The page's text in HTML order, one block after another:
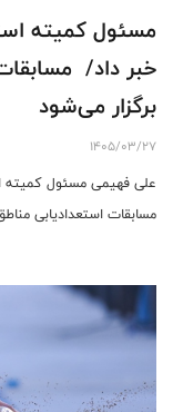
مسئول کمیته
برگزار می‌شود
1405/03/27
علی فهیمی مسئول کمیته
مسابقات استعدادیابی مناطق 6 گانه کشور در اواخر تیرماه خبر